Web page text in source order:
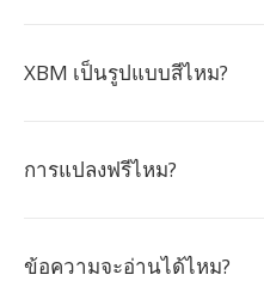
XBM เป็นรูปแบบสีไหม?
การแปลงฟรีไหม?
ข้อความจะอ่านได้ไหม?